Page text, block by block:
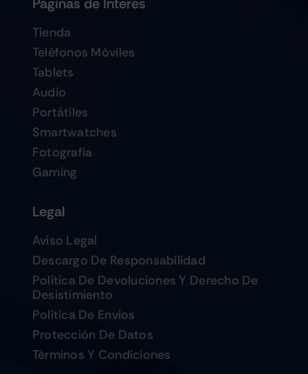
Páginas de Interés
Tienda
Teléfonos Móviles
Tablets
Audio
Portátiles
Smartwatches
Fotografia
Gaming
Legal
Aviso Legal
Descargo De Responsabilidad
Política De Devoluciones Y Derecho De
Desistimiento
Política De Envios
Protección De Datos
Términos Y Condiciones